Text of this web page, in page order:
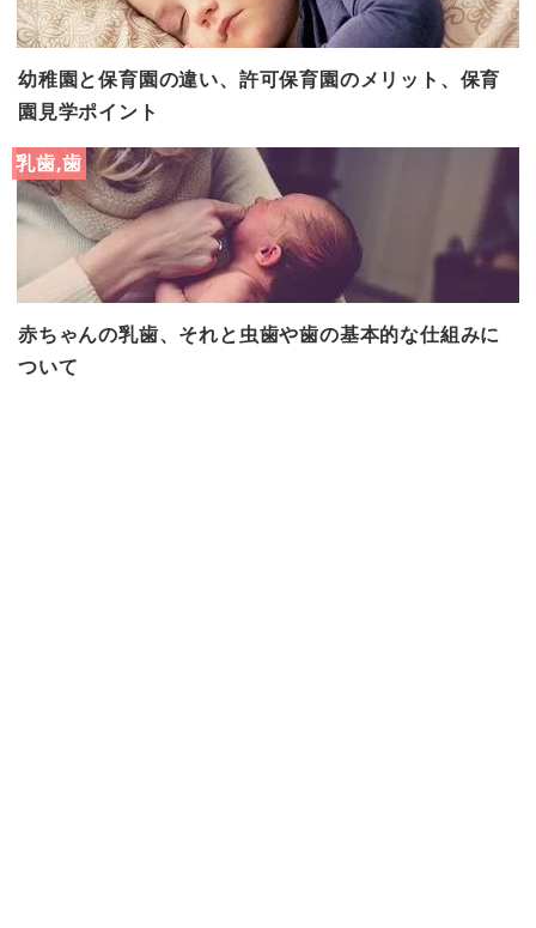
幼稚園と保育園の違い、許可保育園のメリット、保育
園見学ポイント
乳歯,歯
赤ちゃんの乳歯、それと虫歯や歯の基本的な仕組みに
ついて